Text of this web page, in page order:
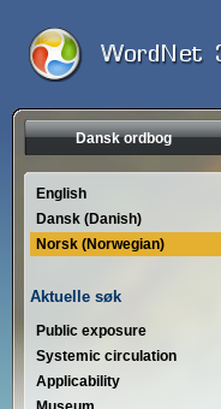
Dansk ordbog
English
Dansk (Danish)
Norsk (Norwegian)
Aktuelle søk
Public exposure
Systemic circulation
Applicability